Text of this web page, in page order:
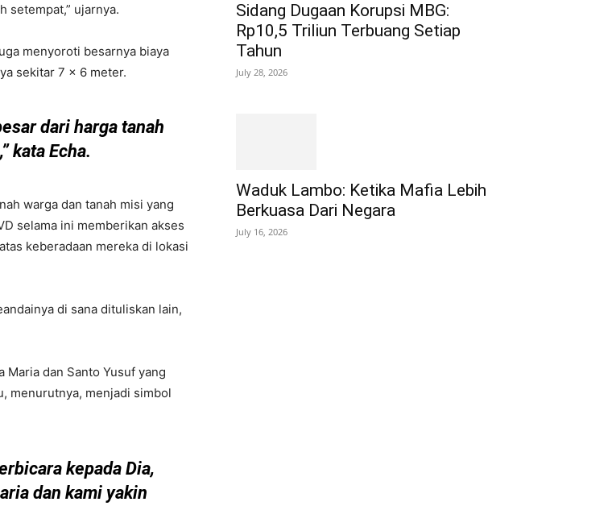
setempat,” ujarnya.
menyoroti besarnya biaya
sekitar 7 x 6 meter.
dari harga tanah
kata Echa.
warga dan tanah misi yang
selama ini memberikan akses
keberadaan mereka di lokasi
di sana dituliskan lain,
Maria dan Santo Yusuf yang
menurutnya, menjadi simbol
kepada Dia,
dan kami yakin
Sidang Dugaan Korupsi MBG:
Rp10,5 Triliun Terbuang Setiap
Tahun
July 28, 2026
Waduk Lambo: Ketika Mafia Lebih
Berkuasa Dari Negara
July 16, 2026